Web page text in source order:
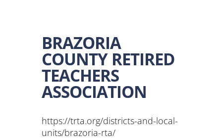
BRAZORIA
COUNTY RETIRED
TEACHERS
ASSOCIATION
https://trta.org/districts-and-local-
units/brazoria-rta/